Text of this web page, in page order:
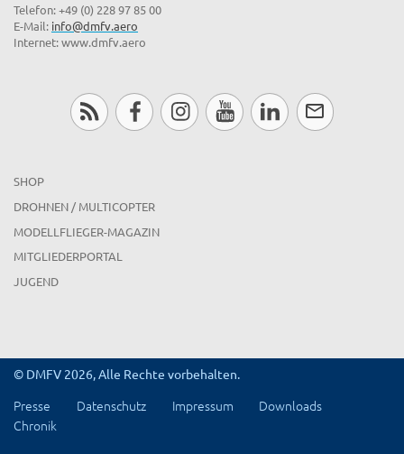
Telefon: +49 (0) 228 97 85 00
E-Mail: info@dmfv.aero
Internet: www.dmfv.aero
SHOP
DROHNEN / MULTICOPTER
MODELLFLIEGER-MAGAZIN
MITGLIEDERPORTAL
JUGEND
© DMFV 2026, Alle Rechte vorbehalten.
Presse Datenschutz Impressum
Downloads
Chronik